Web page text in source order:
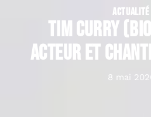
ACTUALITÉ
Tim Curry
acteur et
8 mai